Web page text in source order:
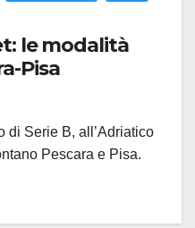
le modalità
Pisa
di Serie B, all’Adriatico
Pescara e Pisa.